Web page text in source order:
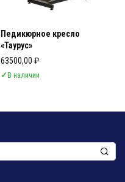
Педикюрное кресло
«Таурус»
63500,00 ₽
✓В наличии